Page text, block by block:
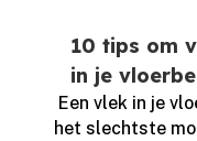
10 tips om
in je
Een vlek in je
het slechtste